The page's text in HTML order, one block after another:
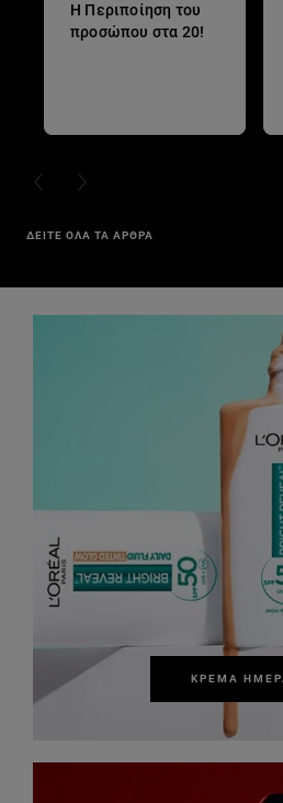
Η Περιποίηση του
προσώπου στα 20!
PREVIOUS CARD
NEXT CARD
ΔΕΙΤΕ ΟΛΑ ΤΑ ΑΡΘΡΑ
ΚΡΈΜΑ